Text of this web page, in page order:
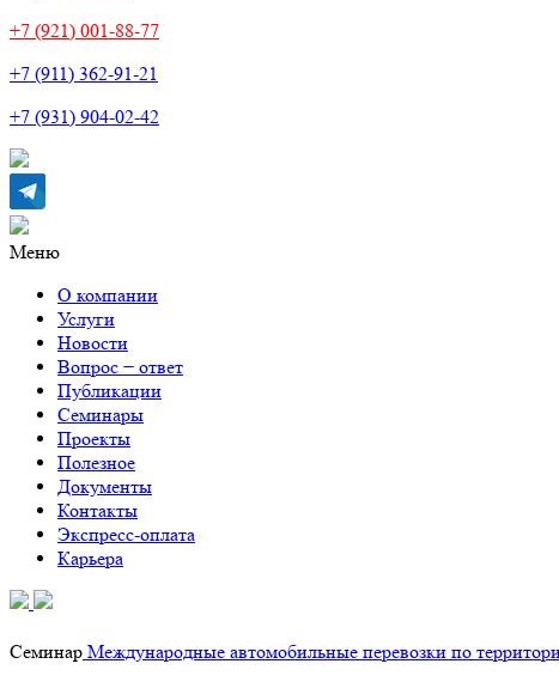
+7 (921) 001-88-77
+7 (911) 362-91-21
+7 (931) 904-02-42
Меню
О компании
Услуги
Новости
Вопрос − ответ
Публикации
Семинары
Проекты
Полезное
Документы
Контакты
Экспресс-оплата
Карьера
Семинар Международные автомобильные перевозки по